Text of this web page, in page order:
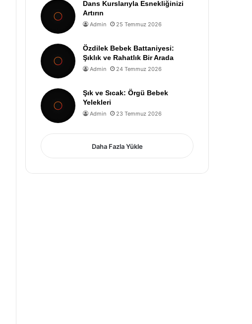
Dans Kurslarıyla Esnekliğinizi
Artırın
Admin 25 Temmuz 2026
Özdilek Bebek Battaniyesi:
Şıklık ve Rahatlık Bir Arada
Admin 24 Temmuz 2026
Şık ve Sıcak: Örgü Bebek
Yelekleri
Admin 23 Temmuz 2026
Daha Fazla Yükle